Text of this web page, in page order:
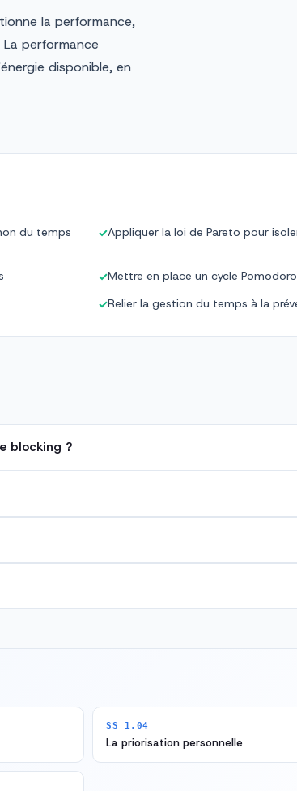
la performance,
performance
disponible, en
du temps
✓Appliquer la loi de Pareto pour
✓Mettre en place un cycle
✓Relier la gestion du temps à la
blocking ?
SS 1.04
La priorisation personnelle